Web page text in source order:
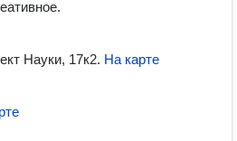
Науки, 17к2. На карте